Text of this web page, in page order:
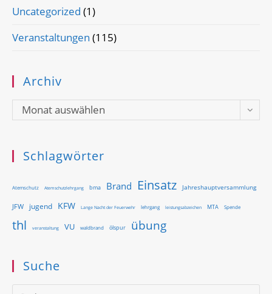
Uncategorized (1)
Veranstaltungen (115)
Archiv
Archiv
Monat auswählen
Schlagwörter
Atemschutz Atemschutzlehrgang bma Brand Einsatz Jahreshauptversammlung
JFW jugend KFW Lange Nacht der Feuerwehr lehrgang leistungsabzeichen MTA Spende
thl veranstaltung VU waldbrand ölspur übung
Suche